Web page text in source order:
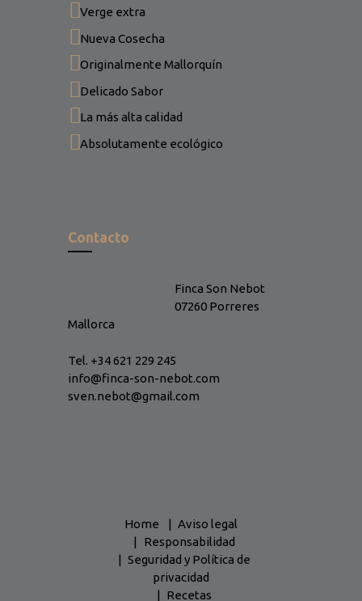
Verge extra
Nueva Cosecha
Originalmente Mallorquín
Delicado Sabor
La más alta calidad
Absolutamente ecológico
Contacto
Finca Son Nebot
07260 Porreres
Mallorca
Tel. +34 621 229 245
info@finca-son-nebot.com
sven.nebot@gmail.com
Home
Aviso legal
Responsabilidad
Seguridad y Política de
privacidad
Recetas